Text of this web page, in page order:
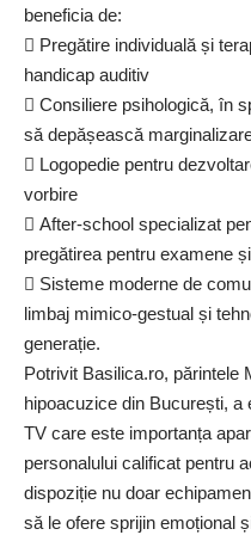
beneficia de:
 Pregătire individuală și
handicap auditiv
 Consiliere psihologică, în
să depășească
 Logopedie pentru
vorbire
 After-school specializat
pregătirea pentru examene
 Sisteme moderne de
limbaj mimico-gestual și
generație.
Potrivit Basilica.ro, părintele
hipoacuzice din București, a
TV care este importanța
personalului calificat pentru
dispoziție nu doar
să le ofere sprijin emoțional